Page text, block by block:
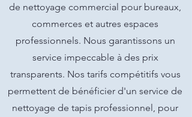
de nettoyage commercial pour bureaux,
commerces et autres espaces
professionnels. Nous garantissons un
service impeccable à des prix
transparents. Nos tarifs compétitifs vous
permettent de bénéficier d'un service de
nettoyage de tapis professionnel, pour